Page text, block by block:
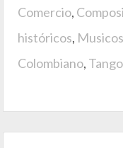
Comercio,
históricos, Musicos
Colombiano, Tango